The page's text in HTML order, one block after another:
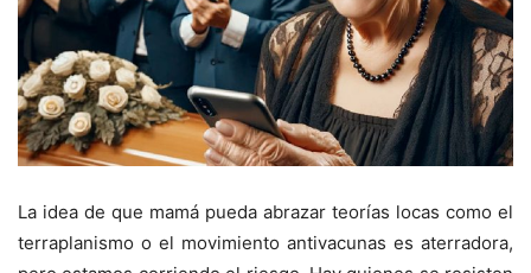
La idea de que mamá pueda abrazar teorías locas como el
terraplanismo o el movimiento antivacunas es aterradora,